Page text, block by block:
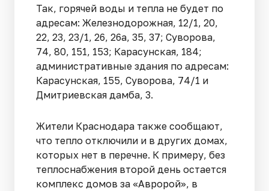
Так, горячей воды и тепла не будет по
адресам: Железнодорожная, 12/1, 20,
22, 23, 23/1, 26, 26а, 35, 37; Суворова,
74, 80, 151, 153; Карасунская, 184;
административные здания по адресам:
Карасунская, 155, Суворова, 74/1 и
Дмитриевская дамба, 3.
Жители Краснодара также сообщают,
что тепло отключили и в других домах,
которых нет в перечне. К примеру, без
теплоснабжения второй день остается
комплекс домов за «Авророй», в